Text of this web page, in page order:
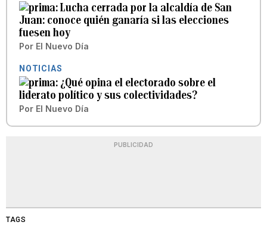
Lucha cerrada por la alcaldía de San
Juan: conoce quién ganaría si las elecciones
fuesen hoy
Por El Nuevo Día
NOTICIAS
¿Qué opina el electorado sobre el
liderato político y sus colectividades?
Por El Nuevo Día
PUBLICIDAD
TAGS